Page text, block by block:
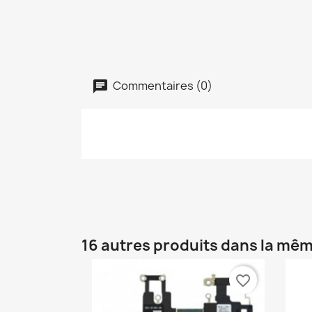
Commentaires (0)
16 autres produits dans la
favorite_border